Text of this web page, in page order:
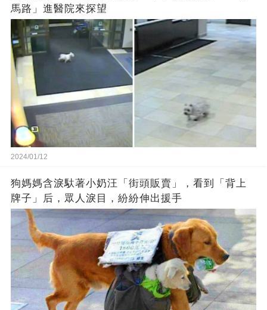
馬路」進醫院來探望
2024/01/12
狗媽媽含淚馱著小奶汪「街頭販賣」，看到「背上
牌子」后，眾人淚目，紛紛伸出援手